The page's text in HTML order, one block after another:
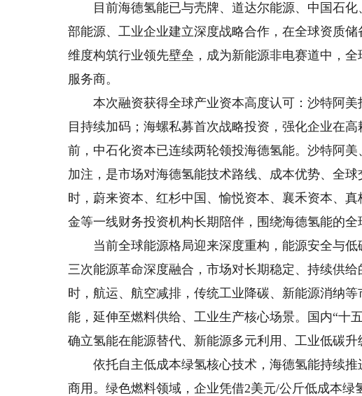
目前海德氢能已与壳牌、道达尔能源、中国石化
部能源、工业企业建立深度战略合作，在全球资质
维度构筑行业领先壁垒，成为新能源非电赛道中，
服务商。
本次融资获得全球产业资本高度认可：沙特阿美
目持续加码；海螺私募首次战略投资，强化企业在
前，中石化资本已连续两轮领投海德氢能。沙特阿
加注，是市场对海德氢能技术路线、成本优势、全
时，蔚来资本、红杉中国、愉悦资本、襄禾资本、
金等一线财务投资机构长期陪伴，围绕海德氢能的全
当前全球能源格局迎来深度重构，能源安全与低
三次能源革命深度融合，市场对长期稳定、持续供
时，航运、航空减排，传统工业降碳、新能源消纳
能，延伸至燃料供给、工业生产核心场景。国内“十
确立氢能在能源替代、新能源多元利用、工业低碳升
依托自主低成本绿氢核心技术，海德氢能持续推
商用。绿色燃料领域，企业凭借2美元/公斤低成本绿